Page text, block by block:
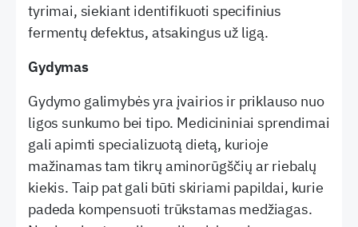
tyrimai, siekiant identifikuoti specifinius
fermentų defektus, atsakingus už ligą.
Gydymas
Gydymo galimybės yra įvairios ir priklauso nuo
ligos sunkumo bei tipo. Medicininiai sprendimai
gali apimti specializuotą dietą, kurioje
mažinamas tam tikrų aminorūgščių ar riebalų
kiekis. Taip pat gali būti skiriami papildai, kurie
padeda kompensuoti trūkstamas medžiagas.